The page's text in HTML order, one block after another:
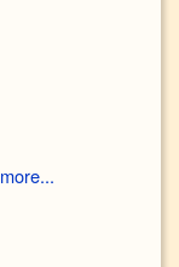
more...